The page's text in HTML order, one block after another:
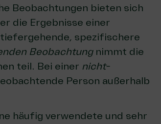
Beobachtungen bieten sich
die Ergebnisse einer
spezifischere
Beobachtungnimmt die
teil. Bei einer nicht-
Person außerhalb
häufig verwendete und sehr